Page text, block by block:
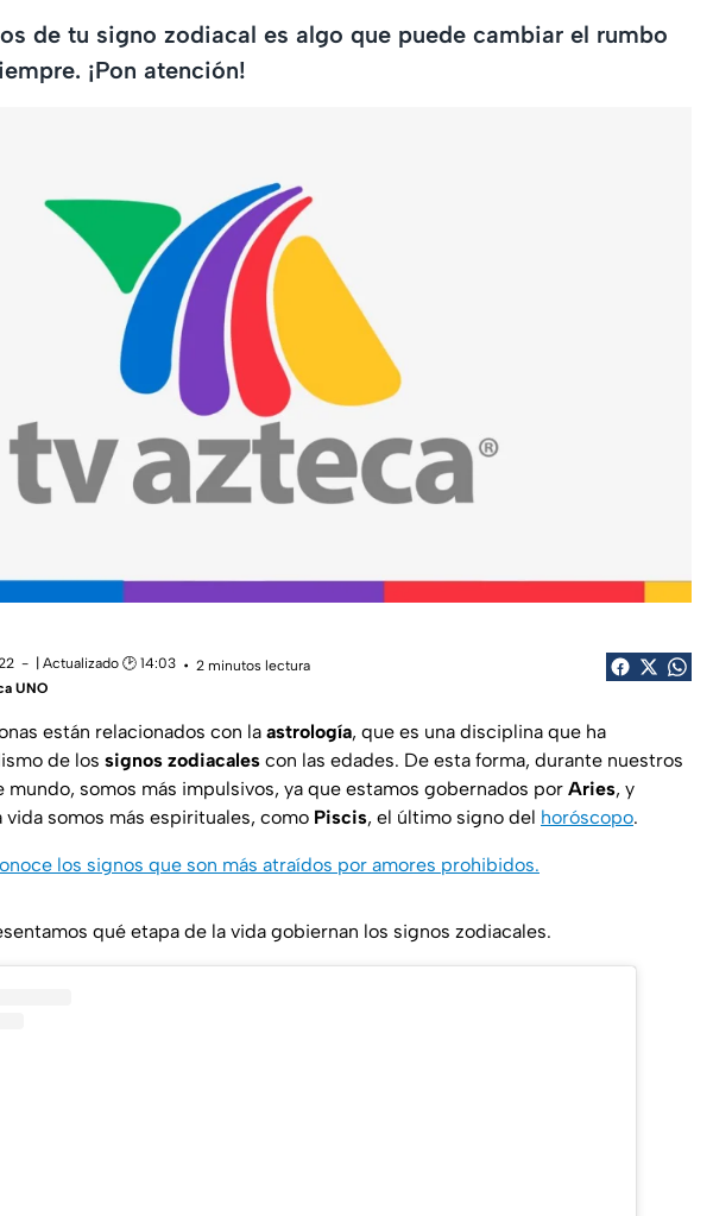
de tu signo zodiacal es algo que puede cambiar el rumbo
¡Pon atención!
| Actualizado 🕑 14:03
2 minutos lectura
UNO
están relacionados con la astrología, que es una disciplina que ha
de los signos zodiacales con las edades. De esta forma, durante nuestros
mundo, somos más impulsivos, ya que estamos gobernados por Aries, y
somos más espirituales, como Piscis, el último signo del horóscopo.
los signos que son más atraídos por amores prohibidos.
qué etapa de la vida gobiernan los signos zodiacales.